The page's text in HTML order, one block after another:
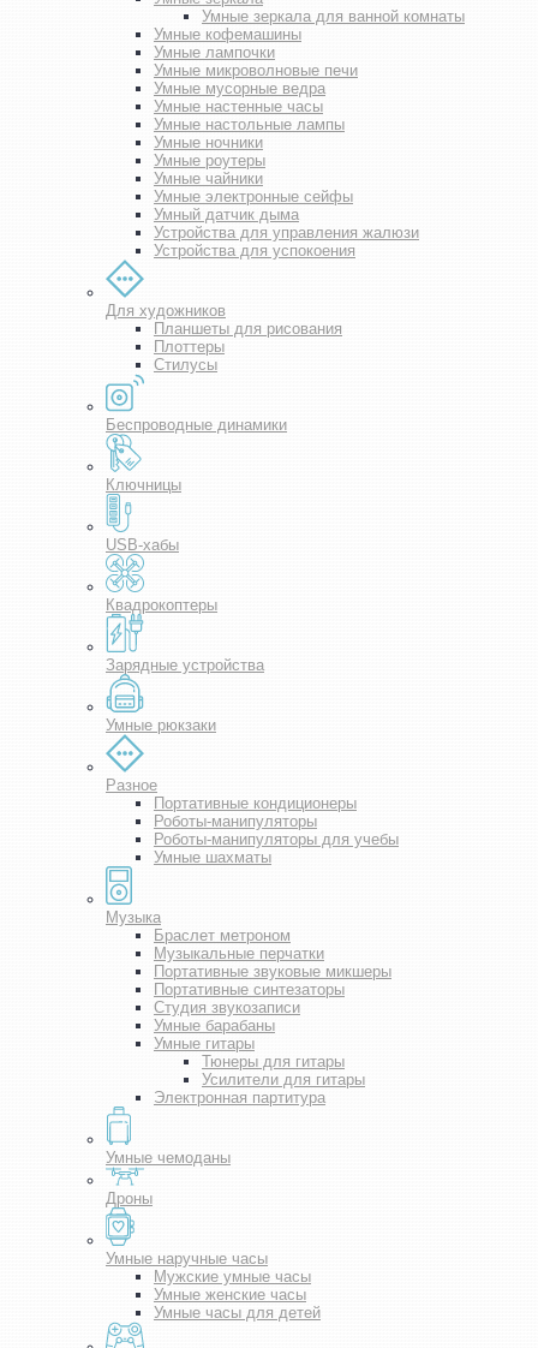
Умные зеркала для ванной комнаты
Умные кофемашины
Умные лампочки
Умные микроволновые печи
Умные мусорные ведра
Умные настенные часы
Умные настольные лампы
Умные ночники
Умные роутеры
Умные чайники
Умные электронные сейфы
Умный датчик дыма
Устройства для управления жалюзи
Устройства для успокоения
Для художников
Планшеты для рисования
Плоттеры
Стилусы
Беспроводные динамики
Ключницы
USB-хабы
Квадрокоптеры
Зарядные устройства
Умные рюкзаки
Разное
Портативные кондиционеры
Роботы-манипуляторы
Роботы-манипуляторы для учебы
Умные шахматы
Музыка
Браслет метроном
Музыкальные перчатки
Портативные звуковые микшеры
Портативные синтезаторы
Студия звукозаписи
Умные барабаны
Умные гитары
Тюнеры для гитары
Усилители для гитары
Электронная партитура
Умные чемоданы
Дроны
Умные наручные часы
Мужские умные часы
Умные женские часы
Умные часы для детей